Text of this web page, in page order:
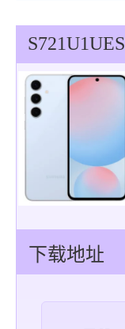
S721U1UES
下载地址